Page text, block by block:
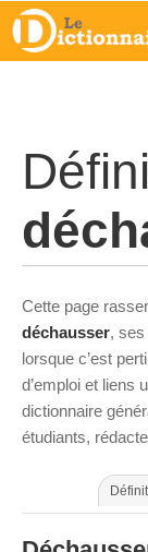
Cette page
déchausser,
lorsque c’est
d’emploi et liens
dictionnaire
étudiants,